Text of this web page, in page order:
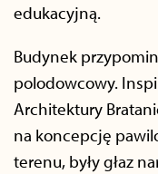
edukacyjną.
Budynek
polodowcowy.
Architektury
na koncepcję
terenu, były głaz